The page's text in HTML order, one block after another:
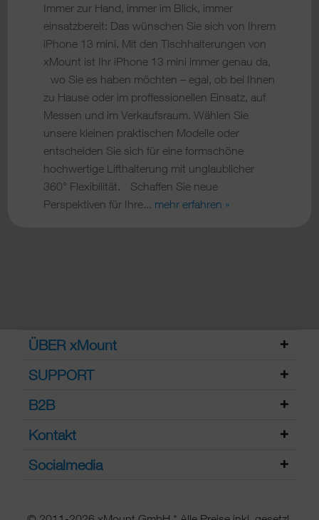
Immer zur Hand, immer im Blick, immer
einsatzbereit: Das wünschen Sie sich von Ihrem
iPhone 13 mini. Mit den Tischhalterungen von
xMount ist Ihr iPhone 13 mini immer genau da,
wo Sie es haben möchten – egal, ob bei Ihnen
zu Hause oder im proffessionellen Einsatz, auf
Messen und im Verkaufsraum. Wählen Sie
unsere kleinen praktischen Modelle oder
entscheiden Sie sich für eine formschöne
hochwertige Lifthalterung mit unglaublicher
360° Flexibilität. Schaffen Sie neue
Perspektiven für Ihre... mehr erfahren »
ÜBER xMount
SUPPORT
B2B
Kontakt
Socialmedia